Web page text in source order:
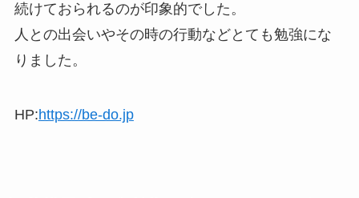
続けておられるのが印象的でした。
人との出会いやその時の行動などとても勉強にな
りました。
HP:https://be-do.jp